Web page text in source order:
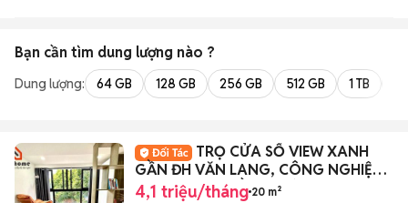
Bạn cần tìm dung lượng nào ?
Dung lượng: 64 GB 128 GB 256 GB 512 GB 1 TB
TRỌ CỬA SỔ VIEW XANH
GẦN ĐH VĂN LANG, CÔNG NGHIỆP
TPHCM, CĐ Y HỒNG ĐỨC
4,1 triệu/tháng 20 m²